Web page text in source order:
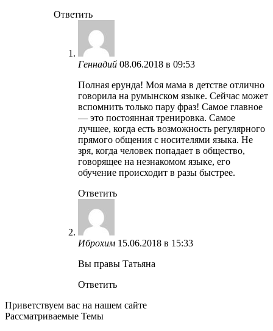
Ответить
Геннадий 08.06.2018 в 09:53
Полная ерунда! Моя мама в детстве отлично
говорила на румынском языке. Сейчас может
вспомнить только пару фраз! Самое главное
— это постоянная тренировка. Самое
лучшее, когда есть возможность регулярного
прямого общения с носителями языка. Не
зря, когда человек попадает в общество,
говорящее на незнакомом языке, его
обучение происходит в разы быстрее.
Ответить
Иброхим 15.06.2018 в 15:33
Вы правы Татьяна
Ответить
Приветствуем вас на нашем сайте
Рассматриваемые Темы